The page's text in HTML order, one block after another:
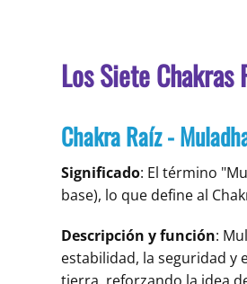
Los Siete
Chakra Raíz -
Significado: El término
base), lo que define al
Descripción y función:
estabilidad, la seguridad y